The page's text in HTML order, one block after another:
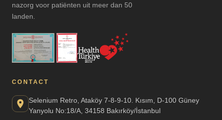
nazorg voor patiënten uit meer dan 50
landen.
CONTACT
Selenium Retro, Ataköy 7-8-9-10. Kısım, D-100 Güney
Yanyolu No:18/A, 34158 Bakırköy/İstanbul